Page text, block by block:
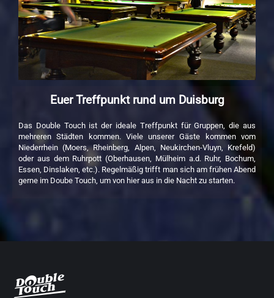
Euer Treffpunkt rund um Duisburg
Das Double Touch ist der ideale Treffpunkt für Gruppen, die aus
mehreren Städten kommen. Viele unserer Gäste kommen vom
Niederrhein (Moers, Rheinberg, Alpen, Neukirchen-Vluyn, Krefeld)
oder aus dem Ruhrpott (Oberhausen, Mülheim a.d. Ruhr, Bochum,
Essen, Dinslaken, etc.). Regelmäßig trifft man sich am frühen Abend
gerne im Doube Touch, um von hier aus in die Nacht zu starten.